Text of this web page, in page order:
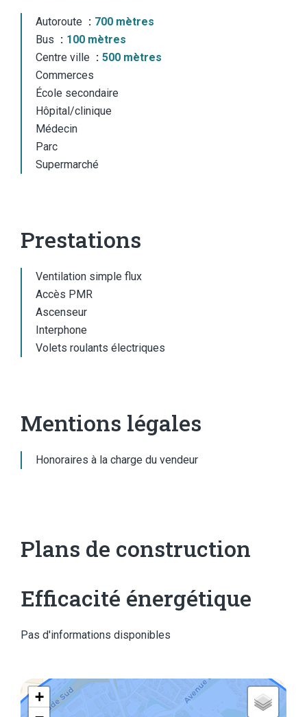
Autoroute
700 mètres
Bus
100 mètres
Centre ville
500 mètres
Commerces
École secondaire
Hôpital/clinique
Médecin
Parc
Supermarché
Prestations
Ventilation simple flux
Accès PMR
Ascenseur
Interphone
Volets roulants électriques
Mentions légales
Honoraires à la charge du vendeur
Plans de construction
Efficacité énergétique
Pas d'informations disponibles
+